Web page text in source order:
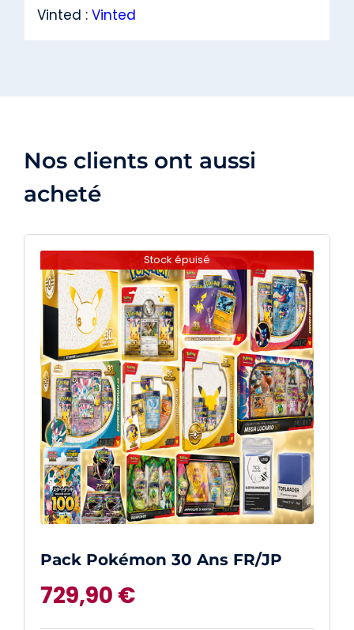
Vinted : Vinted
Nos clients ont aussi
acheté
Stock épuisé
Pack Pokémon 30 Ans FR/JP
729,90 €